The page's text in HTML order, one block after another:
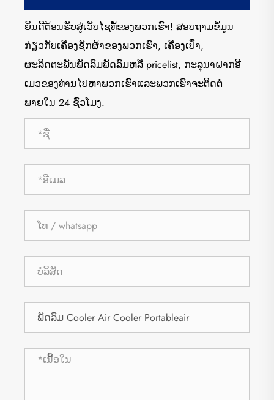
ຍິນດີຕ້ອນຮັບສູ່ເວັບໄຊທ໌້ຂອງພວກເຮົາ! ສອບຖາມຂໍ້ມູນ
ກ່ຽວກັບເຄື່ອງຊັກຜ້າຂອງພວກເຮົາ, ເຄື່ອງເປົ່າ,
ຜະລິດຕະພັນພັດລົມພັດລົມຫລື pricelist, ກະລຸນາຝາກອີ
ເມວຂອງທ່ານໄປຫາພວກເຮົາແລະພວກເຮົາຈະຕິດຕໍ່
ພາຍໃນ 24 ຊົ່ວໂມງ.